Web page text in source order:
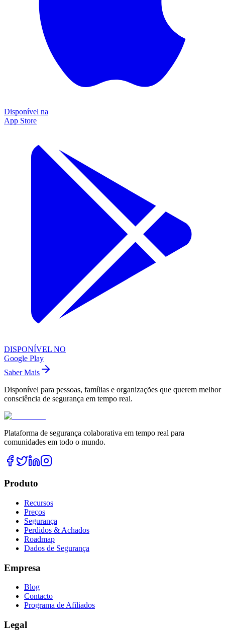
Disponível na
App Store
DISPONÍVEL NO
Google Play
Saber Mais
Disponível para pessoas, famílias e organizações que querem melhor
consciência de segurança em tempo real.
Plataforma de segurança colaborativa em tempo real para
comunidades em todo o mundo.
Produto
Recursos
Preços
Segurança
Perdidos & Achados
Roadmap
Dados de Segurança
Empresa
Blog
Contacto
Programa de Afiliados
Legal